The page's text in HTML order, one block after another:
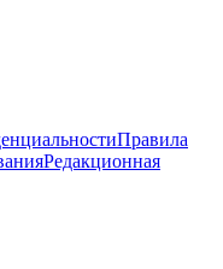
Правила
Редакционная